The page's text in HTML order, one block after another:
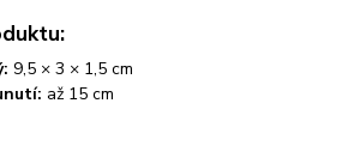
9,5 × 3 × 1,5 cm
až 15 cm